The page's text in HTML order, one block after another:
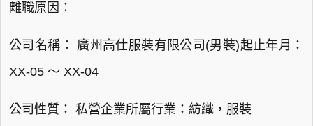
離職原因：
公司名稱： 廣州高仕服裝有限公司(男裝)起止年月：
XX-05 ～ XX-04
公司性質： 私營企業所屬行業：紡織，服裝